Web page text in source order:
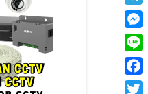
Line